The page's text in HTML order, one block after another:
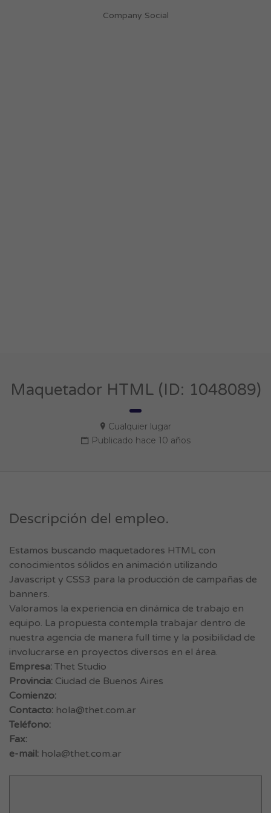
Company Social
Maquetador HTML (ID: 1048089)
Cualquier lugar
Publicado hace 10 años
Descripción del empleo.
Estamos buscando maquetadores HTML con
conocimientos sólidos en animación utilizando
Javascript y CSS3 para la producción de campañas de
banners.
Valoramos la experiencia en dinámica de trabajo en
equipo. La propuesta contempla trabajar dentro de
nuestra agencia de manera full time y la posibilidad de
involucrarse en proyectos diversos en el área.
Empresa: Thet Studio
Provincia: Ciudad de Buenos Aires
Comienzo:
Contacto: hola@thet.com.ar
Teléfono:
Fax:
e-mail: hola@thet.com.ar